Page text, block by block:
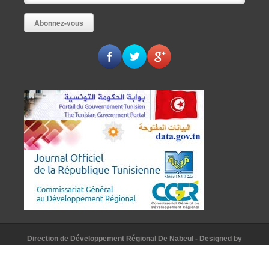
Direction de Développement Régional De Nabeul - Designed by